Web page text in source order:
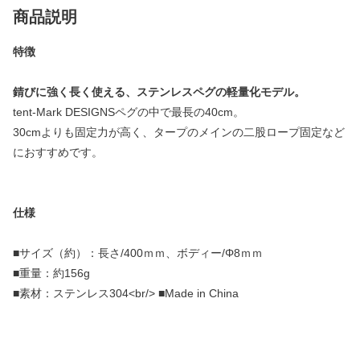
商品説明
特徴
錆びに強く長く使える、ステンレスペグの軽量化モデル。
tent-Mark DESIGNSペグの中で最長の40cm。
30cmよりも固定力が高く、タープのメインの二股ロープ固定など
におすすめです。
仕様
■サイズ（約）：長さ/400ｍｍ、ボディー/Φ8ｍｍ
■重量：約156g
■素材：ステンレス304<br/> ■Made in China